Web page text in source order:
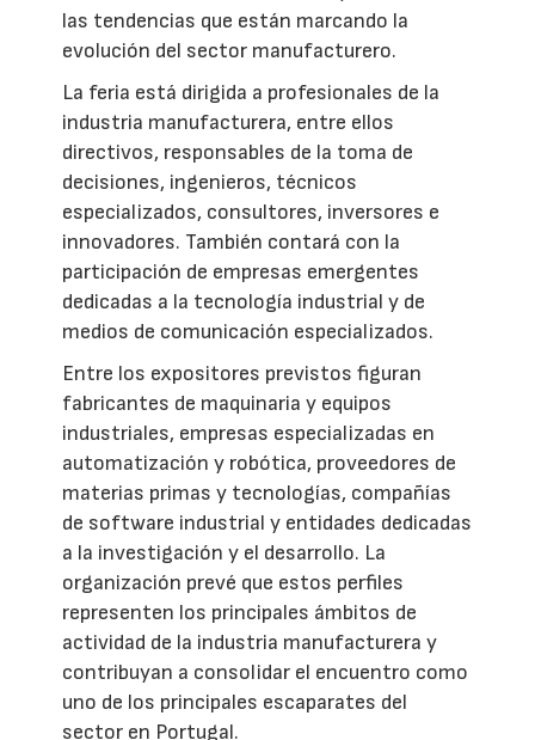
las tendencias que están marcando la
evolución del sector manufacturero.
La feria está dirigida a profesionales de la
industria manufacturera, entre ellos
directivos, responsables de la toma de
decisiones, ingenieros, técnicos
especializados, consultores, inversores e
innovadores. También contará con la
participación de empresas emergentes
dedicadas a la tecnología industrial y de
medios de comunicación especializados.
Entre los expositores previstos figuran
fabricantes de maquinaria y equipos
industriales, empresas especializadas en
automatización y robótica, proveedores de
materias primas y tecnologías, compañías
de software industrial y entidades dedicadas
a la investigación y el desarrollo. La
organización prevé que estos perfiles
representen los principales ámbitos de
actividad de la industria manufacturera y
contribuyan a consolidar el encuentro como
uno de los principales escaparates del
sector en Portugal.